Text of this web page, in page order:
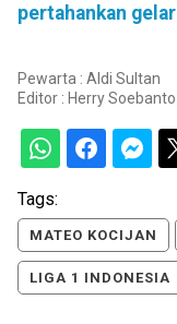
pertahankan gelar
Pewarta : Aldi Sultan
Editor : Herry Soebanto
Tags:
MATEO KOCIJAN
LIGA 1 INDONESIA